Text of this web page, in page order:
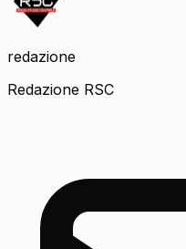
redazione
Redazione RSC